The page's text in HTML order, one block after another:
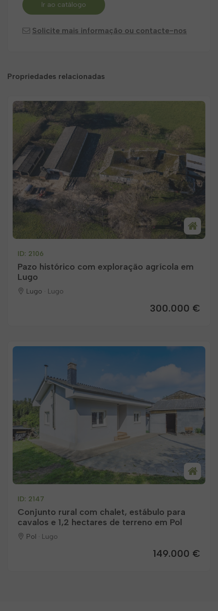
Ir ao catálogo
Solicite mais informação ou contacte-nos
Propriedades relacionadas
ID: 2106
Pazo histórico com exploração agrícola em
Lugo
Lugo · Lugo
300.000 €
ID: 2147
Conjunto rural com chalet, estábulo para
cavalos e 1,2 hectares de terreno em Pol
Pol · Lugo
149.000 €